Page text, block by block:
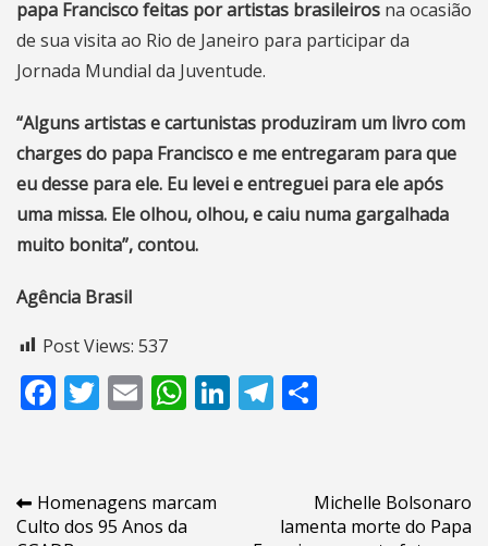
papa Francisco feitas por artistas brasileiros na ocasião
de sua visita ao Rio de Janeiro para participar da
Jornada Mundial da Juventude.
“Alguns artistas e cartunistas produziram um livro com
charges do papa Francisco e me entregaram para que
eu desse para ele. Eu levei e entreguei para ele após
uma missa. Ele olhou, olhou, e caiu numa gargalhada
muito bonita”, contou.
Agência Brasil
Post Views: 537
Facebook
Twitter
EmailWhatsApp
LinkedIn
Telegram
Navegação
Homenagens marcam
Culto dos 95 Anos da
Michelle Bolsonaro
lamenta morte do Papa